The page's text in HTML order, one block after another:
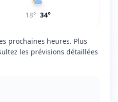
prochaines heures. Plus
les prévisions détaillées
18° 34°